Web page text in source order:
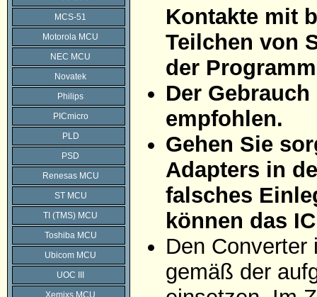
MCS-51
Motorola MCU
NEC MCU
Novatek
Philips
PICmicro
PLD
PSD
Renesas MCU
ST MCU
TI (TMS) MCU
Toshiba MCU
Ubicom MCU
UOC III
Xemixs MCU
Kontakte mit
Teilchen von
der
Der
empfohlen.
Gehen Sie
Adapters in
falsches
können das
Den
gemäß der